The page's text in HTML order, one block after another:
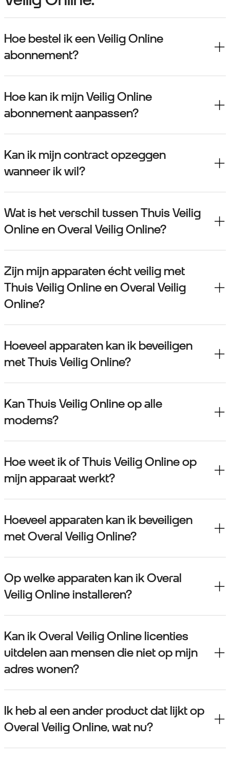
Hoe bestel ik een Veilig Online
abonnement?
Hoe kan ik mijn Veilig Online
abonnement aanpassen?
Kan ik mijn contract opzeggen
wanneer ik wil?
Wat is het verschil tussen Thuis Veilig
Online en Overal Veilig Online?
Zijn mijn apparaten écht veilig met
Thuis Veilig Online en Overal Veilig
Online?
Hoeveel apparaten kan ik beveiligen
met Thuis Veilig Online?
Kan Thuis Veilig Online op alle
modems?
Hoe weet ik of Thuis Veilig Online op
mijn apparaat werkt?
Hoeveel apparaten kan ik beveiligen
met Overal Veilig Online?
Op welke apparaten kan ik Overal
Veilig Online installeren?
Kan ik Overal Veilig Online licenties
uitdelen aan mensen die niet op mijn
adres wonen?
Ik heb al een ander product dat lijkt op
Overal Veilig Online, wat nu?